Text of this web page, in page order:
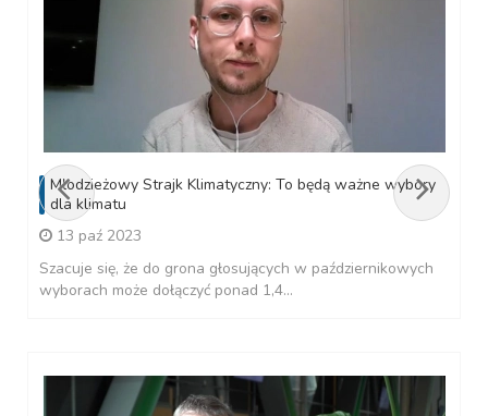
Młodzieżowy Strajk Klimatyczny: To będą ważne wybory
dla klimatu
13 paź 2023
Szacuje się, że do grona głosujących w październikowych
wyborach może dołączyć ponad 1,4...